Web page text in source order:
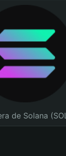
de Solana